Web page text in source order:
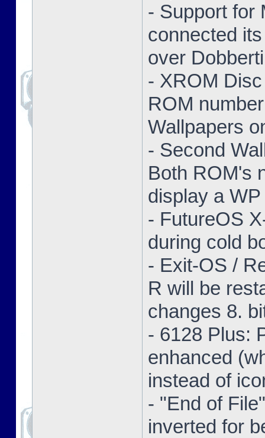
- Support for
connected
over
- XROM
ROM
Wallpapers
- Second
Both ROM's
display a
- FutureOS
during cold
- Exit-OS /
R will be
changes 8.
- 6128 Plus:
enhanced
instead of
- "End of
inverted for